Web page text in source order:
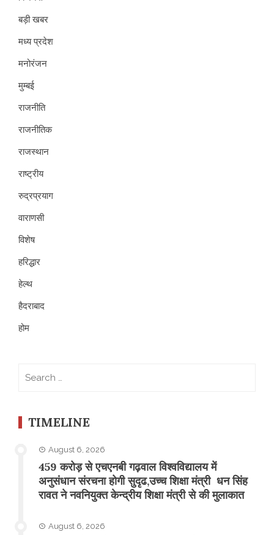
बड़ी खबर
मध्य प्रदेश
मनोरंजन
मुम्बई
राजनीति
राजनीतिक
राजस्थान
राष्ट्रीय
रुद्रप्रयाग
वाराणसी
विशेष
हरिद्धार
हेल्थ
हैदराबाद
होम
TIMELINE
August 6, 2026
459 करोड़ से एचएनबी गढ़वाल विश्वविद्यालय में
अनुसंधान संरचना होगी सुदृढ,उच्च शिक्षा मंत्री धन सिंह
रावत ने नवनियुक्त केन्द्रीय शिक्षा मंत्री से की मुलाकात
August 6, 2026